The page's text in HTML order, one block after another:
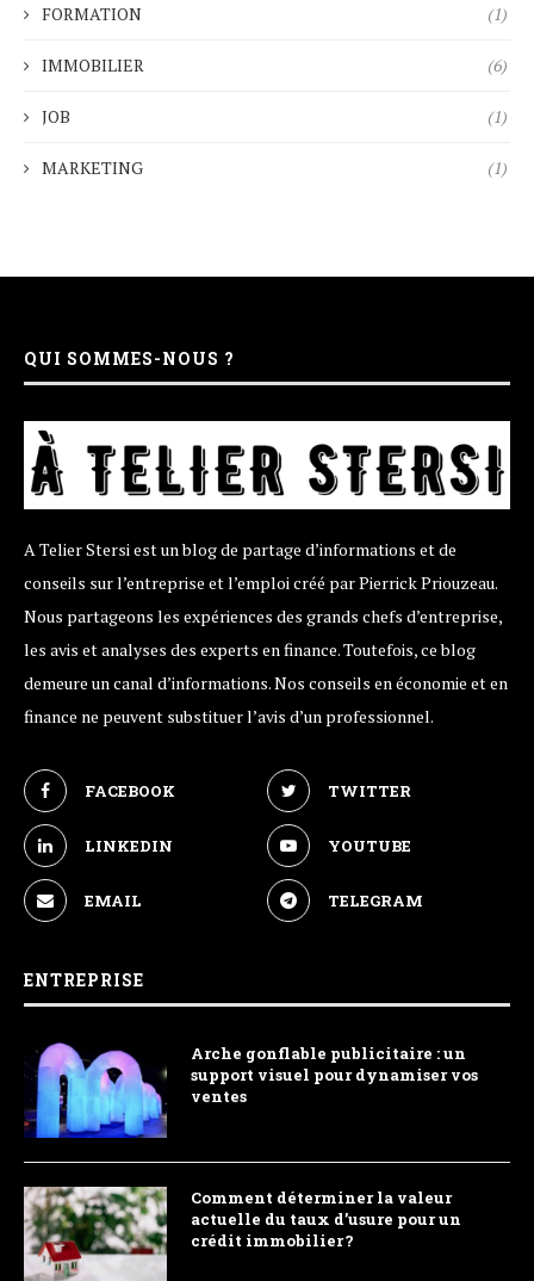
FORMATION (1)
IMMOBILIER (6)
JOB (1)
MARKETING (1)
QUI SOMMES-NOUS ?
A Telier Stersi est un blog de partage d’informations et de
conseils sur l’entreprise et l’emploi créé par Pierrick Priouzeau.
Nous partageons les expériences des grands chefs d’entreprise,
les avis et analyses des experts en finance. Toutefois, ce blog
demeure un canal d’informations. Nos conseils en économie et en
finance ne peuvent substituer l’avis d’un professionnel.
FACEBOOK TWITTER
LINKEDIN YOUTUBE
EMAIL TELEGRAM
ENTREPRISE
Arche gonflable publicitaire : un
support visuel pour dynamiser vos
ventes
Comment déterminer la valeur
actuelle du taux d’usure pour un
crédit immobilier ?